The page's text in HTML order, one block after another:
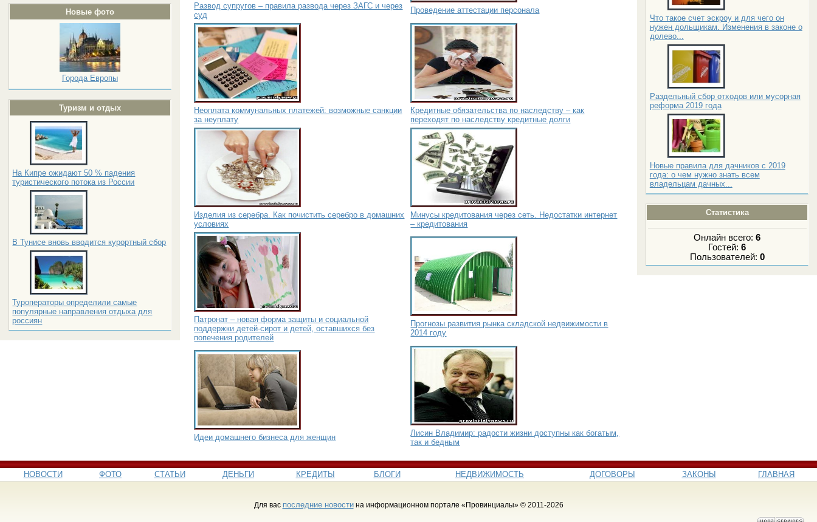
Новые фото
Города Европы
Туризм и отдых
На Кипре ожидают 50 % падения
туристического потока из России
В Тунисе вновь вводится курортный сбор
Туроператоры определили самые
популярные направления отдыха для
россиян
Что такое счет эскроу и для чего он
нужен дольщикам. Изменения в законе о
долево...
Раздельный сбор отходов или мусорная
реформа 2019 года
Новые правила для дачников с 2019
года: о чем нужно знать всем
владельцам дачных...
Статистика
Онлайн всего:6
Гостей:6
Пользователей: 0
Развод супругов – правила развода через ЗАГС и через
суд
Проведение аттестации персонала
Неоплата коммунальных платежей: возможные санкции
за неуплату
Кредитные обязательства по наследству – как
переходят по наследству кредитные долги
Изделия из серебра. Как почистить серебро в домашних
условиях
Минусы кредитования через сеть. Недостатки интернет
– кредитования
Патронат – новая форма защиты и социальной
поддержки детей-сирот и детей, оставшихся без
попечения родителей
Прогнозы развития рынка складской недвижимости в
2014 году
Идеи домашнего бизнеса для женщин
Лисин Владимир: радости жизни доступны как богатым,
так и бедным
НОВОСТИ ФОТО СТАТЬИ ДЕНЬГИ КРЕДИТЫ БЛОГИ НЕДВИЖИМОСТЬ ДОГОВОРЫ ЗАКОНЫ ГЛАВНАЯ
Для вас последние новостина информационном портале «Провинциалы» © 2011-2026